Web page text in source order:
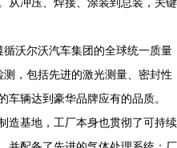
循沃尔沃汽车集团的全球统一质量
，包括先进的激光测量、密封性
辆达到豪华品牌应有的品质。
造基地，工厂本身也贯彻了可持续